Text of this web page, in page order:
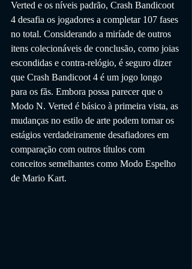
Verted e os níveis padrão, Crash Bandicoot
4 desafia os jogadores a completar 107 fases
no total. Considerando a miríade de outros
itens colecionáveis ​​de conclusão, como joias
escondidas e contra-relógio, é seguro dizer
que Crash Bandicoot 4 é um jogo longo
para os fãs. Embora possa parecer que o
Modo N. Verted é básico à primeira vista, as
mudanças no estilo de arte podem tornar os
estágios verdadeiramente desafiadores em
comparação com outros títulos com
conceitos semelhantes como Modo Espelho
de Mario Kart.